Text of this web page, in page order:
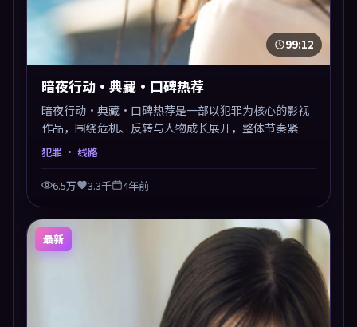
99:12
暗夜行动·典藏·口碑热荐
暗夜行动·典藏·口碑热荐是一部以犯罪为核心的影视
作品，围绕危机、反转与人物成长展开，整体节奏紧
凑，值得推荐观看。
犯罪 · 线路
6.5万 3.3千 4年前
最新